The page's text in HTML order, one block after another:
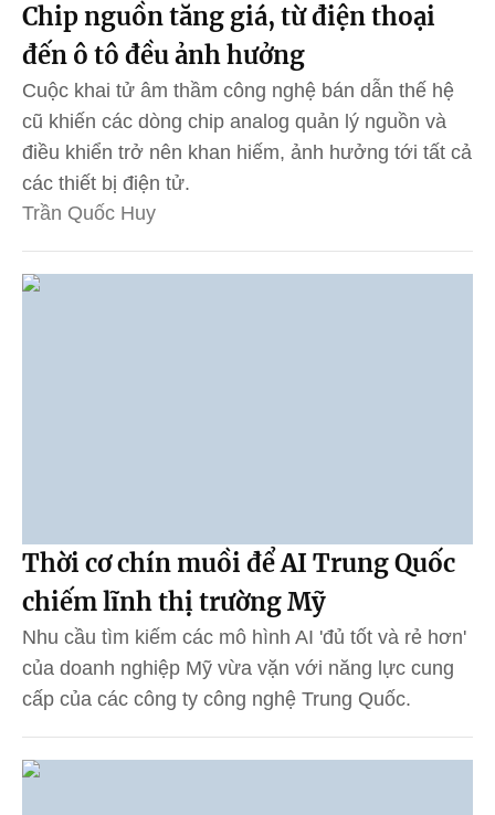
Chip nguồn tăng giá, từ điện thoại
đến ô tô đều ảnh hưởng
Cuộc khai tử âm thầm công nghệ bán dẫn thế hệ
cũ khiến các dòng chip analog quản lý nguồn và
điều khiển trở nên khan hiếm, ảnh hưởng tới tất cả
các thiết bị điện tử.
Trần Quốc Huy
Thời cơ chín muồi để AI Trung Quốc
chiếm lĩnh thị trường Mỹ
Nhu cầu tìm kiếm các mô hình AI 'đủ tốt và rẻ hơn'
của doanh nghiệp Mỹ vừa vặn với năng lực cung
cấp của các công ty công nghệ Trung Quốc.